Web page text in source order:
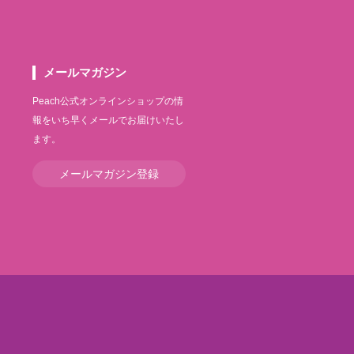
メールマガジン
Peach公式オンラインショップの情
報をいち早くメールでお届けいたし
ます。
メールマガジン登録